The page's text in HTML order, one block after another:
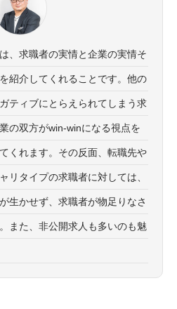
、求職者の実情と企業の実情そ
紹介してくれることです。他の
ティブにとらえられてしまう求
の双方がwin-winになる視点を
くれます。その反面、転職先や
リタイプの求職者に対しては、
生かせず、求職者が物足りなさ
また、非公開求人も多いのも魅